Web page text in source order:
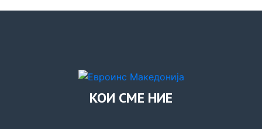
КОИ СМЕ НИЕ